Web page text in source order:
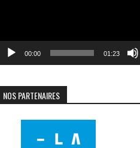
00:00 01:23
NOS PARTENAIRES